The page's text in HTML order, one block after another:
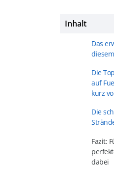
Inhalt
Das
Die
auf
kurz
Die
Fazit:
dabei